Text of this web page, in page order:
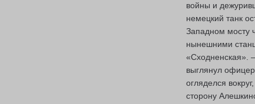
войны и
немецкий танк
Западном мосту
нынешними
«Сходненская».
выглянул
огляделся
сторону